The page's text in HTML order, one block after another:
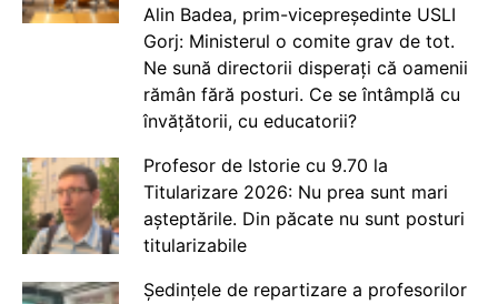
Alin Badea, prim-vicepreședinte USLI
Gorj: Ministerul o comite grav de tot.
Ne sună directorii disperați că oamenii
rămân fără posturi. Ce se întâmplă cu
învățătorii, cu educatorii?
Profesor de Istorie cu 9.70 la
Titularizare 2026: Nu prea sunt mari
așteptările. Din păcate nu sunt posturi
titularizabile
Ședințele de repartizare a profesorilor